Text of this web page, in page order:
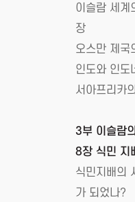
이슬람 세계
장
오스만 제국
인도와 인도
서아프리카
3부 이슬람
8장 식민 지
식민지배의
가 되었나?